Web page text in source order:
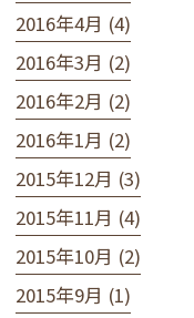
2016年4月 (4)
2016年3月 (2)
2016年2月 (2)
2016年1月 (2)
2015年12月 (3)
2015年11月 (4)
2015年10月 (2)
2015年9月 (1)